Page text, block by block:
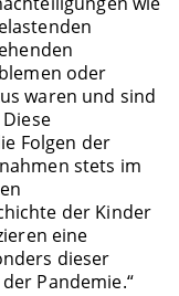
oder
waren und sind
Folgen der
stets im
der Kinder
eine
dieser
Pandemie.“